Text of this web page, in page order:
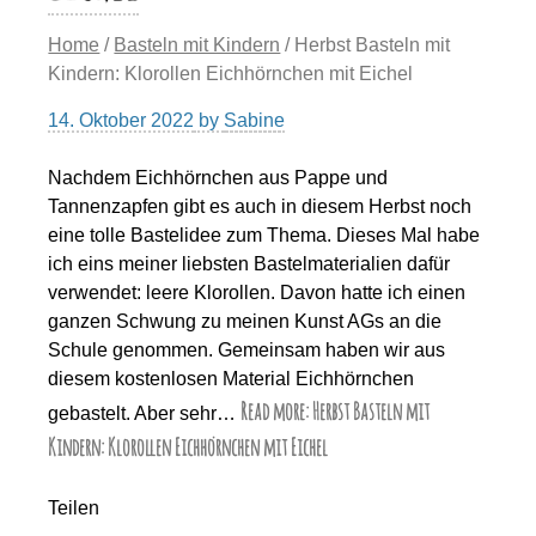
Home / Basteln mit Kindern / Herbst Basteln mit
Kindern: Klorollen Eichhörnchen mit Eichel
14. Oktober 2022 by Sabine
Nachdem Eichhörnchen aus Pappe und
Tannenzapfen gibt es auch in diesem Herbst noch
eine tolle Bastelidee zum Thema. Dieses Mal habe
ich eins meiner liebsten Bastelmaterialien dafür
verwendet: leere Klorollen. Davon hatte ich einen
ganzen Schwung zu meinen Kunst AGs an die
Schule genommen. Gemeinsam haben wir aus
diesem kostenlosen Material Eichhörnchen
gebastelt. Aber sehr… Read more: Herbst Basteln mit
Kindern: Klorollen Eichhörnchen mit Eichel
Teilen